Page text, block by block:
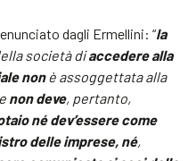
dagli Ermellini: “la
società diaccedere alla
nonè assoggettata alla
e non deve, pertanto,
né dev’essere come
delle imprese, né,